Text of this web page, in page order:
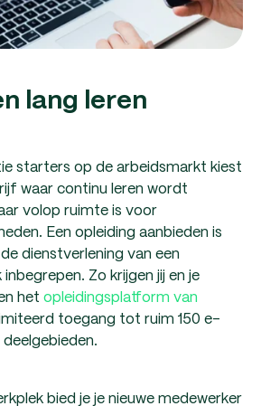
lang leren
starters op de arbeidsmarkt kiest
waar continu leren wordt
volop ruimte is voor
Een opleiding aanbieden is
dienstverlening van een
Zo krijgen jij en je
het opleidingsplatform van
toegang tot ruim 150 e-
bied je je nieuwe medewerker